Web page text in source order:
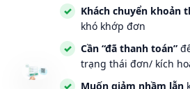
Khách chuyển khoản
khó khớp đơn
Cần “đã thanh toán”
trạng thái đơn/ kích
Muốn giảm nhầm lẫn